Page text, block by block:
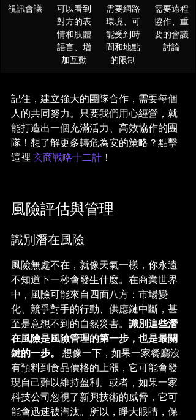
視訊會議
可以看到
對方的表
情和肢體
語言、增
加互動
需要網路
環境、可
能受到時
間和地點
的限制
需要遠程
協作、重
要的會議
討論
記住，建立強大的團隊合作，需要每個
人的共同努力。只要我們用心經營，就
能打造出一個充滿活力、高效協作的團
隊！想了解更多轉危為安的策略？點擊
這裡 玄商戰略十二計 ！
風險評估與管理
識別潛在風險
風險無處不在，就像天氣一樣，你永遠
不知道下一秒會發生什麼。在商業世界
中，風險可能來自四面八方：市場變
化、競爭對手的行動、供應鏈中斷，甚
至是意想不到的自然災害。 識別這些潛
在風險是風險管理的第一步，也是最關
鍵的一步。
想像一下，如果一家餐廳沒
有預料到食品價格的上漲，它可能會發
現自己難以維持盈利。或者，如果一家
科技公司忽視了新興技術的威脅，它可
能會迅速被淘汰。所以，睜大眼睛，保